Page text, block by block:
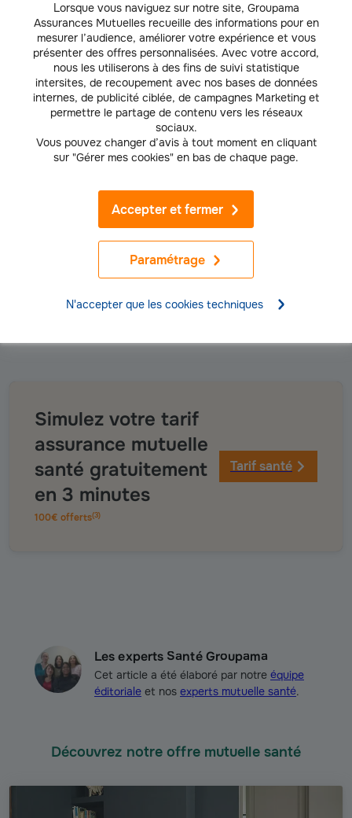
Lorsque vous naviguez sur notre site, Groupama
Assurances Mutuelles recueille des informations pour en
mesurer l’audience, améliorer votre expérience et vous
présenter des offres personnalisées. Avec votre accord,
nous les utiliserons à des fins de suivi statistique
intersites, de recoupement avec nos bases de données
internes, de publicité ciblée, de campagnes Marketing et
permettre le partage de contenu vers les réseaux
sociaux.
Vous pouvez changer d’avis à tout moment en cliquant
sur "Gérer mes cookies" en bas de chaque page.
Paramétrage
Accepter et fermer
N'accepter que les cookies techniques
control n’est pas inné, c’est une compétence
cognitive qui s’apprend."
Réponse de Bénédicte Salthun-Lassalle, rédactrice
en chef adjointe à Cerveau & Psycho
Assuré Groupama
sommes qui restent à votre charge suite à vos
consultations chez le psychologue
le régime obligatoire. Groupama propose
également unpack Préventionpour vos
accompagner dans certaines addictions comme le
tabac, selon le niveau de garanties choisi dans
Simulez votre tarif
assurance mutuelle
santé gratuitement
en 3 minutes
100€ offerts(3)
Tarif santé
Les experts Santé Groupama
Cet article a été élaboré par notre équipe
éditoriale et nos experts mutuelle santé.
Découvrez notre offre mutuelle santé